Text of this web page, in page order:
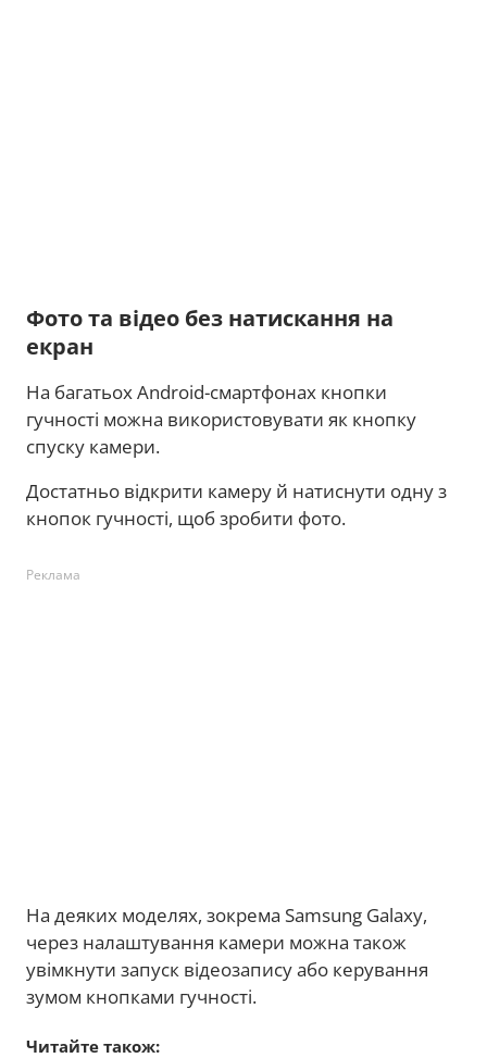
Фото та відео без натискання на
екран
На багатьох Android-смартфонах кнопки
гучності можна використовувати як кнопку
спуску камери.
Достатньо відкрити камеру й натиснути одну з
кнопок гучності, щоб зробити фото.
Реклама
На деяких моделях, зокрема Samsung Galaxy,
через налаштування камери можна також
увімкнути запуск відеозапису або керування
зумом кнопками гучності.
Читайте також: